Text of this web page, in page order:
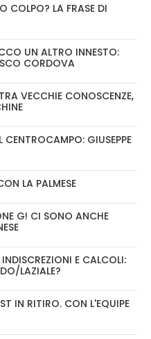
COLPO? LA FRASE DI
UN ALTRO INNESTO:
CORDOVA
VECCHIE CONOSCENZE,
CENTROCAMPO: GIUSEPPE
LA PALMESE
G! CI SONO ANCHE
E CALCOLI:
LAZIALE?
IN RITIRO. CON L'EQUIPE